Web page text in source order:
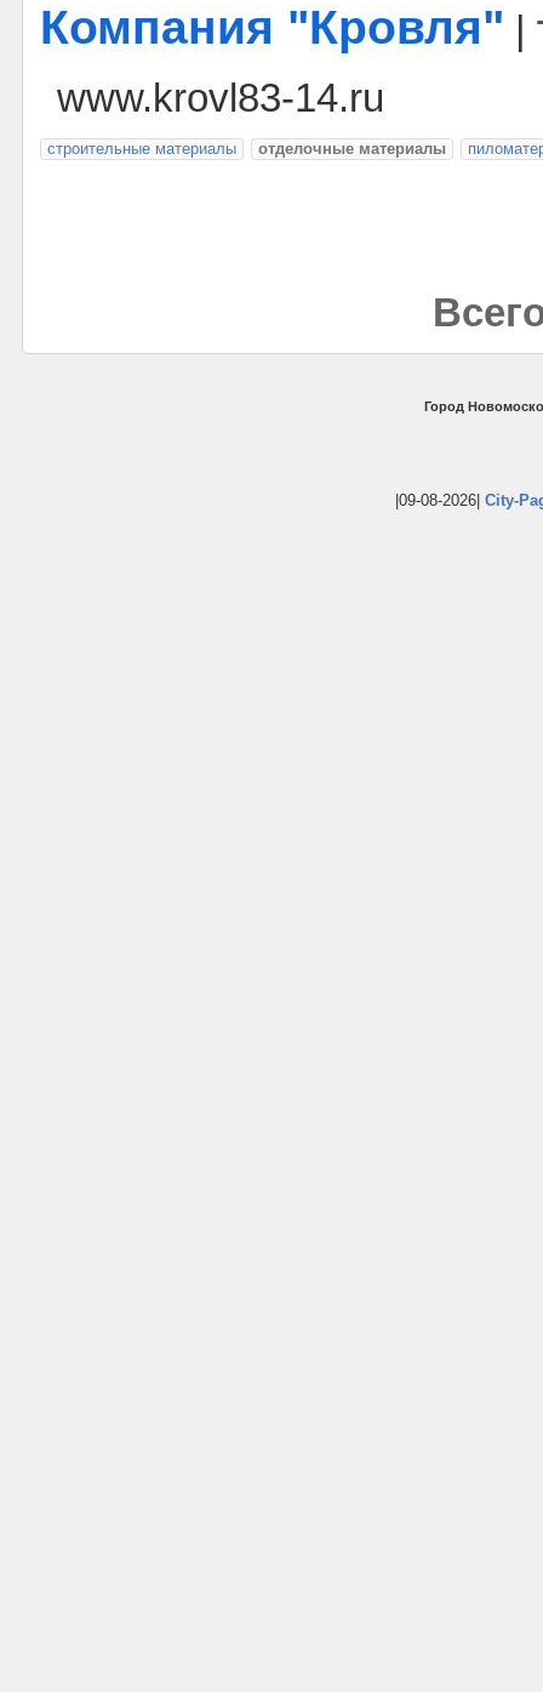
Компания "Кровля"
www.krovl83-14.ru
строительные материалы отделочные материалы
Город
|09-08-2026| City-